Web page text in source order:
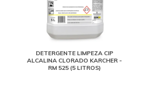
DETERGENTE LIMPEZA CIP
ALCALINA CLORADO KARCHER -
RM 525 (5 LITROS)